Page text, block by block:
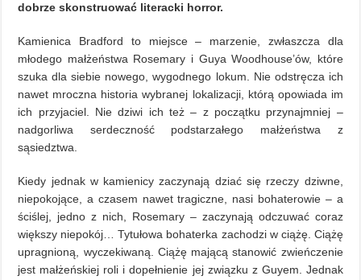
dobrze skonstruować literacki horror.
Kamienica Bradford to miejsce – marzenie, zwłaszcza dla
młodego małżeństwa Rosemary i Guya Woodhouse’ów, które
szuka dla siebie nowego, wygodnego lokum. Nie odstręcza ich
nawet mroczna historia wybranej lokalizacji, którą opowiada im
ich przyjaciel. Nie dziwi ich też – z początku przynajmniej –
nadgorliwa serdeczność podstarzałego małżeństwa z
sąsiedztwa.
Kiedy jednak w kamienicy zaczynają dziać się rzeczy dziwne,
niepokojące, a czasem nawet tragiczne, nasi bohaterowie – a
ściślej, jedno z nich, Rosemary – zaczynają odczuwać coraz
większy niepokój… Tytułowa bohaterka zachodzi w ciążę. Ciążę
upragnioną, wyczekiwaną. Ciążę mającą stanowić zwieńczenie
jest małżeńskiej roli i dopełnienie jej związku z Guyem. Jednak